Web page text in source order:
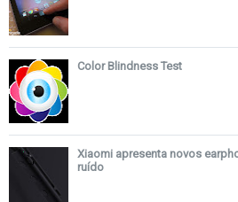
Color Blindness Test
Xiaomi apresenta novos
ruído